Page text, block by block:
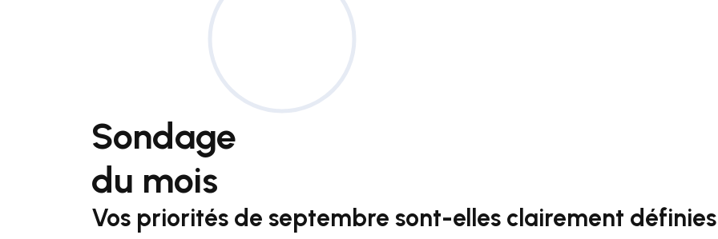
Sondage
du mois
Vos priorités de septembre sont-elles clairement